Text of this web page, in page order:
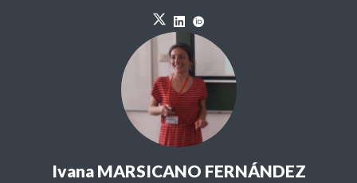
Ivana MARSICANO FERNÁNDEZ